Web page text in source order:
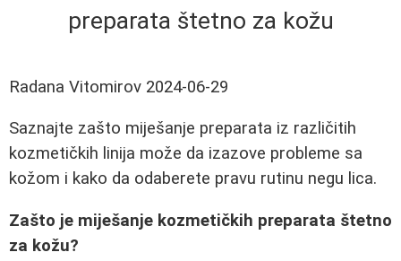
preparata štetno za kožu
Radana Vitomirov 2024-06-29
Saznajte zašto miješanje preparata iz različitih
kozmetičkih linija može da izazove probleme sa
kožom i kako da odaberete pravu rutinu negu lica.
Zašto je miješanje kozmetičkih preparata štetno
za kožu?